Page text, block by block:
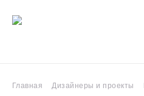
Главная Дизайнеры и проекты